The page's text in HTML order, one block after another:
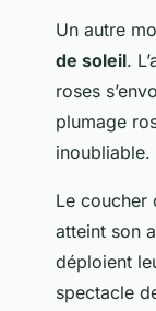
Un autre
de soleil.
roses
plumage
inoubliable.
Le coucher
atteint son
déploient
spectacle